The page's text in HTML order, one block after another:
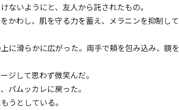
ないようにと、友人から託されたもの。
かわし、肌を守る力を蓄え、メラニンを抑制して
に滑らかに広がった。両手で頬を包み込み、鏡を
ジして思わず微笑んだ。
パムッカレに戻った。
うとしている。